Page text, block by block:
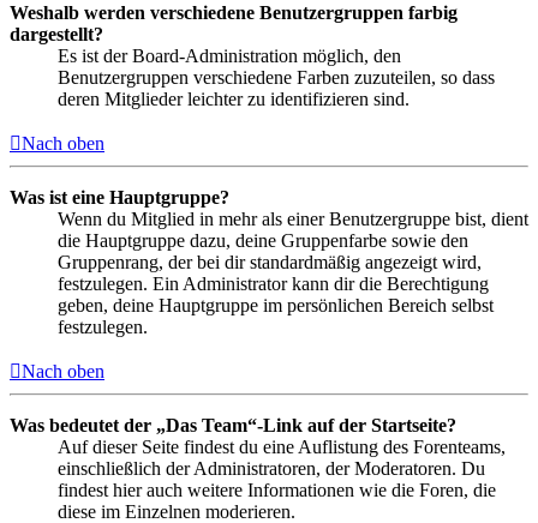
Weshalb werden verschiedene Benutzergruppen farbig
dargestellt?
Es ist der Board-Administration möglich, den
Benutzergruppen verschiedene Farben zuzuteilen, so dass
deren Mitglieder leichter zu identifizieren sind.
Nach oben
Was ist eine Hauptgruppe?
Wenn du Mitglied in mehr als einer Benutzergruppe bist, dient
die Hauptgruppe dazu, deine Gruppenfarbe sowie den
Gruppenrang, der bei dir standardmäßig angezeigt wird,
festzulegen. Ein Administrator kann dir die Berechtigung
geben, deine Hauptgruppe im persönlichen Bereich selbst
festzulegen.
Nach oben
Was bedeutet der „Das Team“-Link auf der Startseite?
Auf dieser Seite findest du eine Auflistung des Forenteams,
einschließlich der Administratoren, der Moderatoren. Du
findest hier auch weitere Informationen wie die Foren, die
diese im Einzelnen moderieren.